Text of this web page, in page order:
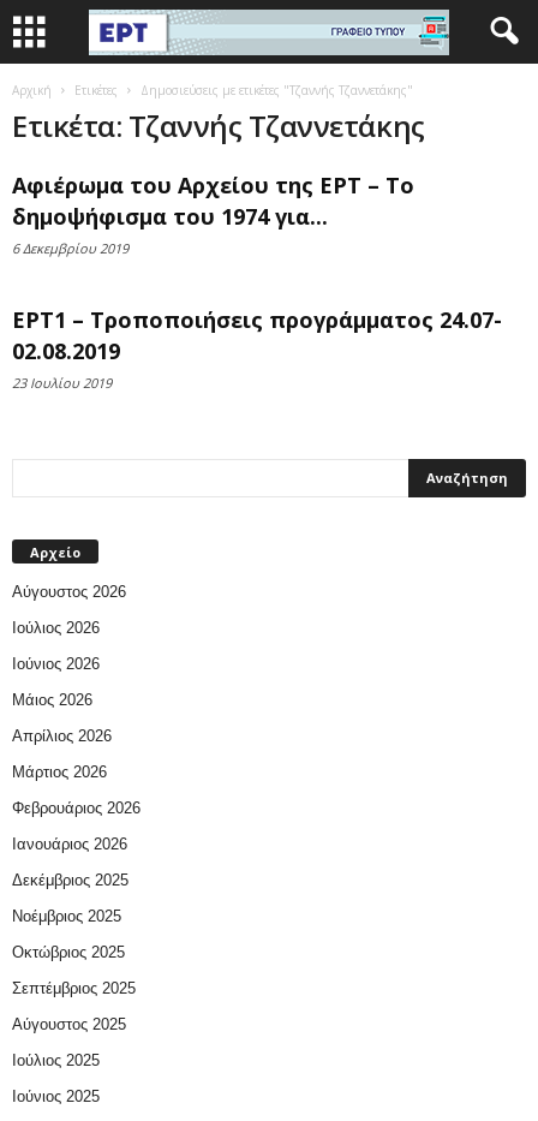
Αρχική Ετικέτες Δημοσιεύσεις με ετικέτες "Τζαννής Τζαννετάκης"
Ετικέτα: Τζαννής Τζαννετάκης
Αφιέρωμα του Αρχείου της ΕΡΤ – Το
δημοψήφισμα του 1974 για...
6 Δεκεμβρίου 2019
ΕΡΤ1 – Τροποποιήσεις προγράμματος 24.07-
02.08.2019
23 Ιουλίου 2019
Αρχείο
Αύγουστος 2026
Ιούλιος 2026
Ιούνιος 2026
Μάιος 2026
Απρίλιος 2026
Μάρτιος 2026
Φεβρουάριος 2026
Ιανουάριος 2026
Δεκέμβριος 2025
Νοέμβριος 2025
Οκτώβριος 2025
Σεπτέμβριος 2025
Αύγουστος 2025
Ιούλιος 2025
Ιούνιος 2025